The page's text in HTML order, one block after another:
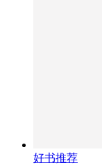
好书推荐